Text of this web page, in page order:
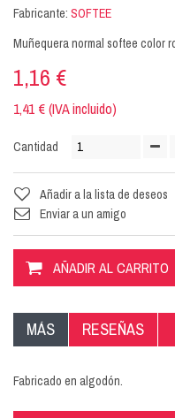
Fabricante: SOFTEE
Muñequera normal softee color
1,16 €
1,41 € (IVA incluido)
Cantidad
Añadir a la lista de deseos
Enviar a un amigo
AÑADIR AL CARRITO
MÁS RESEÑAS
Fabricado en algodón.